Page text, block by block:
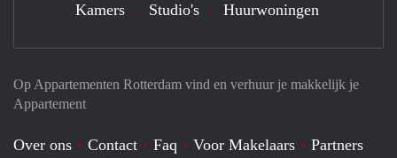
Op Appartementen Rotterdam vind en verhuur je makkelijk je
Appartement
Over ons Contact Faq Voor Makelaars
Partners
Kamers Studio's Huurwoningen